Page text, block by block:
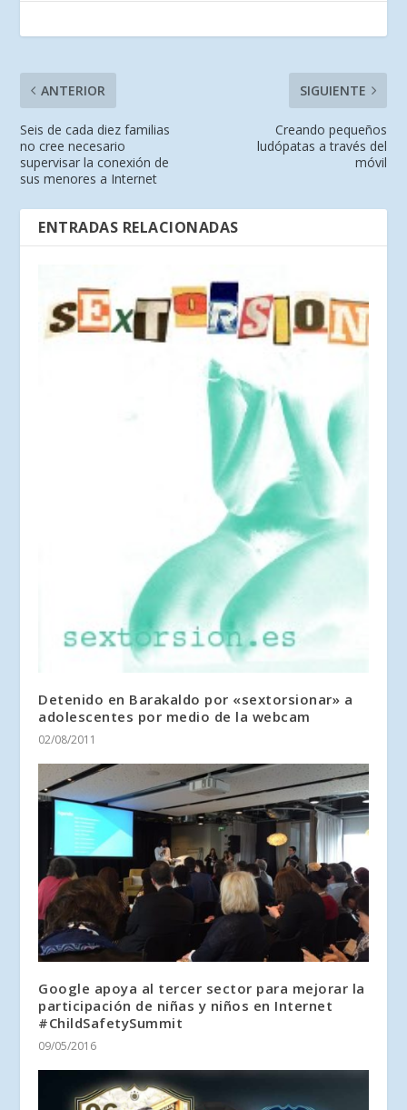
ANTERIOR
Seis de cada diez familias
no cree necesario
supervisar la conexión de
sus menores a Internet
SIGUIENTE
Creando pequeños
ludópatas a través del
móvil
ENTRADAS RELACIONADAS
Detenido en Barakaldo por «sextorsionar» a
adolescentes por medio de la webcam
02/08/2011
Google apoya al tercer sector para mejorar la
participación de niñas y niños en Internet
#ChildSafetySummit
09/05/2016